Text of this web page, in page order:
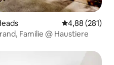
4,88 (281)
Familie @ Haustiere